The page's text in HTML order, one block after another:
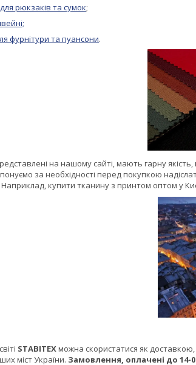
рюкзаків та сумок;
фурнітури та пуансони.
на нашому сайті, мають гарну
за необхідності перед покупкою
купити тканину з принтом оптом у
STABITEXможна скористатися як
міст України. Замовлення, оплачені до